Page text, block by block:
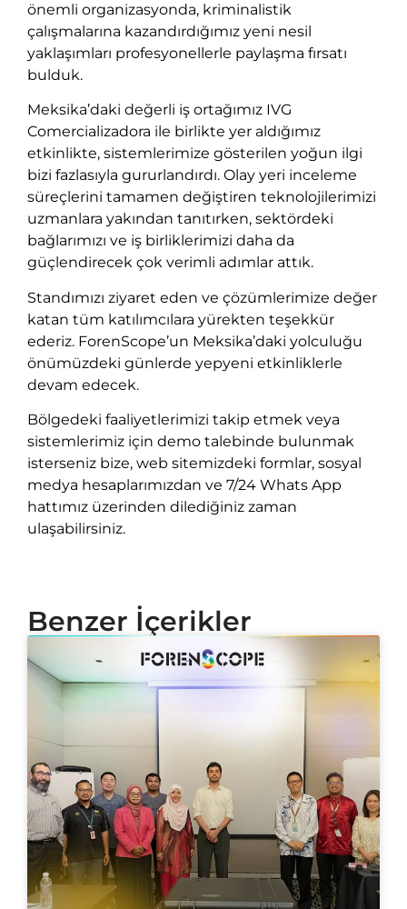
önemli organizasyonda, kriminalistik
çalışmalarına kazandırdığımız yeni nesil
yaklaşımları profesyonellerle paylaşma fırsatı
bulduk.
Meksika’daki değerli iş ortağımız IVG
Comercializadora ile birlikte yer aldığımız
etkinlikte, sistemlerimize gösterilen yoğun ilgi
bizi fazlasıyla gururlandırdı. Olay yeri inceleme
süreçlerini tamamen değiştiren teknolojilerimizi
uzmanlara yakından tanıtırken, sektördeki
bağlarımızı ve iş birliklerimizi daha da
güçlendirecek çok verimli adımlar attık.
Standımızı ziyaret eden ve çözümlerimize değer
katan tüm katılımcılara yürekten teşekkür
ederiz. ForenScope’un Meksika’daki yolculuğu
önümüzdeki günlerde yepyeni etkinliklerle
devam edecek.
Bölgedeki faaliyetlerimizi takip etmek veya
sistemlerimiz için demo talebinde bulunmak
isterseniz bize, web sitemizdeki formlar, sosyal
medya hesaplarımızdan ve 7/24 Whats App
hattımız üzerinden dilediğiniz zaman
ulaşabilirsiniz.
Benzer İçerikler